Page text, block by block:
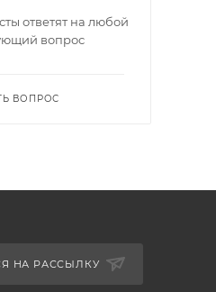
ответят на любой
вопрос
ВОПРОС
НА РАССЫЛКУ